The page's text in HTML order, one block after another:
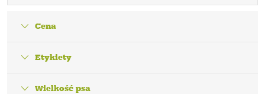
Cena
Etykiety
Wielkość psa